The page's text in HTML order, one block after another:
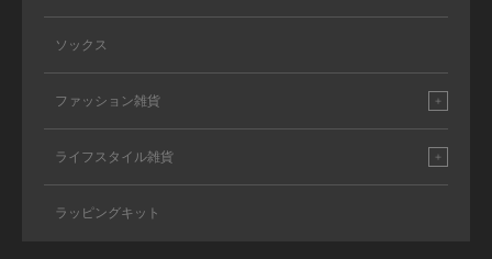
ソックス
ファッション雑貨
ライフスタイル雑貨
ラッピングキット